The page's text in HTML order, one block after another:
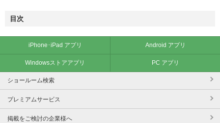
目次
iPhone･iPad アプリ Android アプリ
Windowsストアアプリ PC アプリ
ショールーム検索
プレミアムサービス
掲載をご検討の企業様へ